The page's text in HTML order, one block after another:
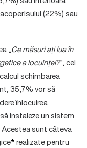
(22%) sau
„Ce măsuri ați lua în
a locuinței?”, cei
schimbarea
35,7% vor să
înlocuirea
instaleze un sistem
Acestea sunt câteva
*realizate pentru